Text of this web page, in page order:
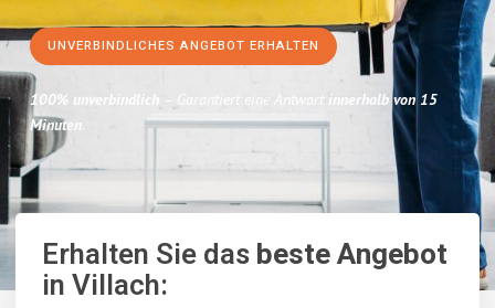
UNVERBINDLICHES ANGEBOT ERHALTEN
100% unverbindlich – Garantiert eine Antwort innerhalb von 15
Minuten.
Erhalten Sie dasbeste Angebot
in Villach: